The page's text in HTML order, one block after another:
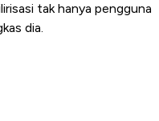
tak hanya pengguna
dia.